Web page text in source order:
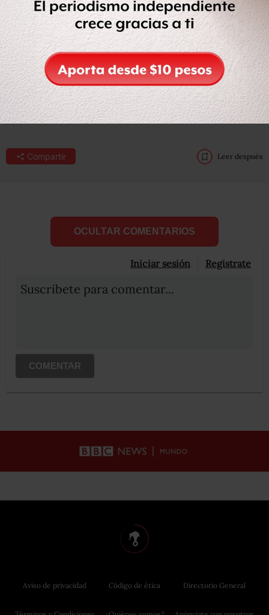
El monto del nuevo préstamo no había sido revelado
hasta ayer ni siquiera a los diputados que integran la
Comisión de Finanzas, la cual sesionará a las 16:00 horas
de hoy.
Leer enReforma.
Compartir Leer después
OCULTAR COMENTARIOS
Iniciar sesión Registrate
Suscribete para comentar...
COMENTAR
Aviso de privacidad Código de ética Directorio General